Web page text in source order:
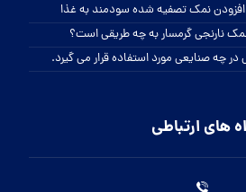
نمک تصفیه شده سودمند به غذا
نارنجی گرمسار به چه طریقی است؟
چه صنایعی مورد استفاده قرار می گیرد.
های ارتباطی